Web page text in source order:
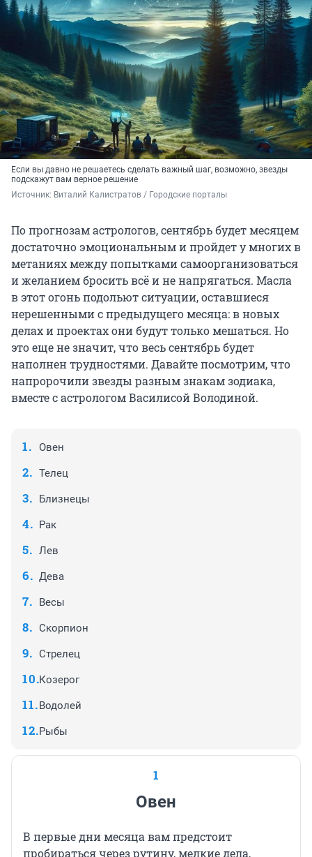
Если вы давно не решаетесь сделать важный шаг, возможно, звезды
подскажут вам верное решение
Источник: Виталий Калистратов / Городские порталы
По прогнозам астрологов, сентябрь будет месяцем
достаточно эмоциональным и пройдет у многих в
метаниях между попытками самоорганизоваться
и желанием бросить всё и не напрягаться. Масла
в этот огонь подольют ситуации, оставшиеся
нерешенными с предыдущего месяца: в новых
делах и проектах они будут только мешаться. Но
это еще не значит, что весь сентябрь будет
наполнен трудностями. Давайте посмотрим, что
напророчили звезды разным знакам зодиака,
вместе с астрологом Василисой Володиной.
Овен
Телец
Близнецы
Рак
Лев
Дева
Весы
Скорпион
Стрелец
Козерог
Водолей
Рыбы
1
Овен
В первые дни месяца вам предстоит
пробираться через рутину, мелкие дела,